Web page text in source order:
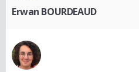
Erwan BOURDEAUD